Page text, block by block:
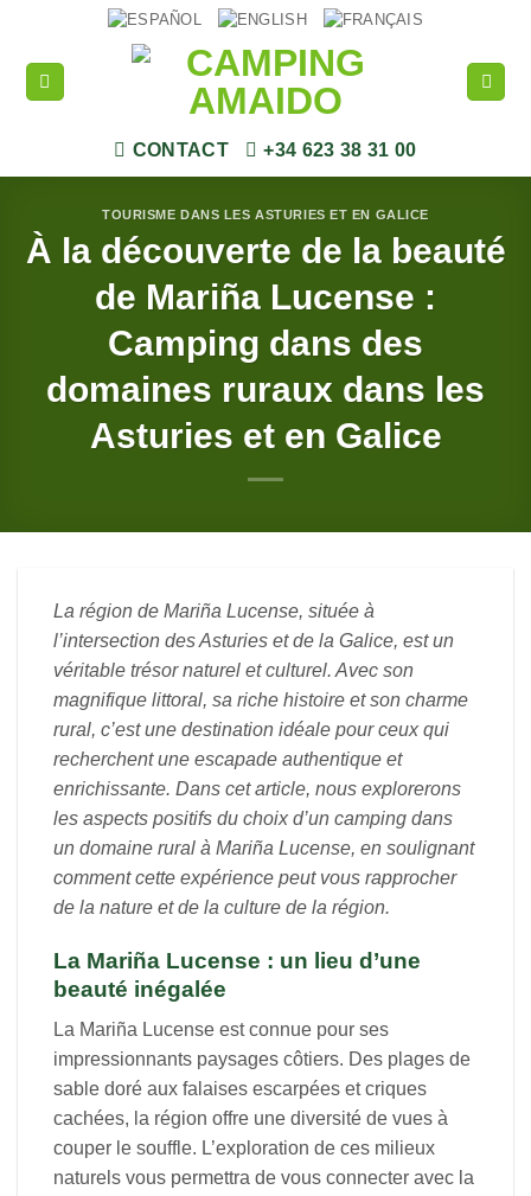
contenu
CONTACT +34 623 38 31 00
TOURISME DANS LES ASTURIES ET EN GALICE
À la découverte de la beauté
de Mariña Lucense :
Camping dans des
domaines ruraux dans les
Asturies et en Galice
La région de Mariña Lucense, située à
l’intersection des Asturies et de la Galice, est un
véritable trésor naturel et culturel. Avec son
magnifique littoral, sa riche histoire et son charme
rural, c’est une destination idéale pour ceux qui
recherchent une escapade authentique et
enrichissante. Dans cet article, nous explorerons
les aspects positifs du choix d’un camping dans
un domaine rural à Mariña Lucense, en soulignant
comment cette expérience peut vous rapprocher
de la nature et de la culture de la région.
La Mariña Lucense : un lieu d’une
beauté inégalée
La Mariña Lucense est connue pour ses
impressionnants paysages côtiers. Des plages de
sable doré aux falaises escarpées et criques
cachées, la région offre une diversité de vues à
couper le souffle. L’exploration de ces milieux
naturels vous permettra de vous connecter avec la